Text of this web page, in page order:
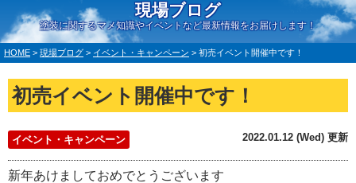
現場ブログ
塗装に関するマメ知識やイベントなど最新情報をお届けします！
HOME > 現場ブログ > イベント・キャンペーン > 初売イベント開催中です！
初売イベント開催中です！
イベント・キャンペーン 2022.01.12 (Wed) 更新
新年あけましておめでとうございます